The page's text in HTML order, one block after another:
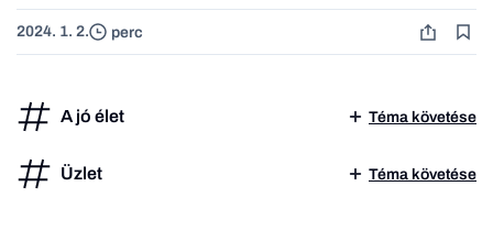
2024. 1. 2. perc
A jó élet Téma követése
Üzlet Téma követése